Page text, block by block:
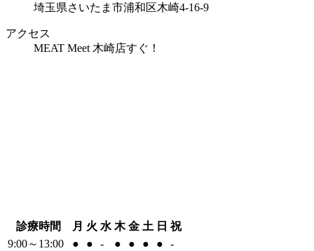
埼玉県さいたま市浦和区木崎4-16-9
アクセス
MEAT Meet 木崎店すぐ！
診療時間 月 火 水 木 金 土 日 祝
9:00～13:00
● ● - ● ● ● ● -